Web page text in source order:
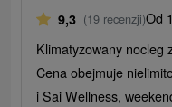
9,3 (19 recenzji)Od
Klimatyzowany nocleg
Cena obejmuje
i Sai Wellness,